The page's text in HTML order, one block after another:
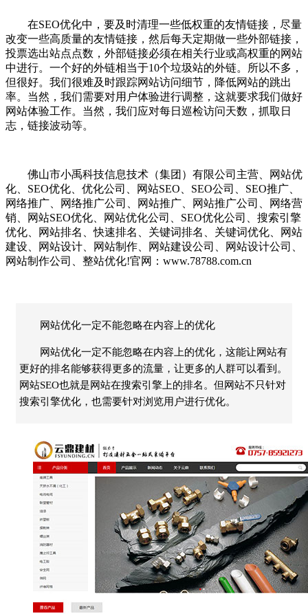
在SEO优化中，要及时清理一些低权重的友情链接，尽量
改变一些高质量的友情链接，然后每天定期做一些外部链接，
投票选出站点点数，外部链接必须在相关行业或高权重的网站
中进行。一个好的外链相当于10个垃圾站的外链。所以不多，
但很好。我们很难及时跟踪网站访问细节，降低网站的跳出
率。当然，我们需要对用户体验进行调整，这就要求我们做好
网站体验工作。当然，我们应对每日巡检访问天数，抓取日
志，链接波动等。
佛山市小禹科技信息技术（集团）有限公司主营、网站优
化、SEO优化、优化公司、网站SEO、SEO公司、SEO推广、
网络推广、网络推广公司、网站推广、网站推广公司、网络营
销、网站SEO优化、网站优化公司、SEO优化公司、搜索引擎
优化、网站排名、快速排名、关键词排名、关键词优化、网站
建设、网站设计、网站制作、网站建设公司、网站设计公司、
网站制作公司、整站优化!官网：www.78788.com.cn
网站优化一定不能忽略在内容上的优化
网站优化一定不能忽略在内容上的优化，这能让网站有
更好的排名能够获得更多的流量，让更多的人群可以看到。
网站SEO也就是网站在搜索引擎上的排名。但网站不只针对
搜索引擎优化，也需要针对浏览用户进行优化。